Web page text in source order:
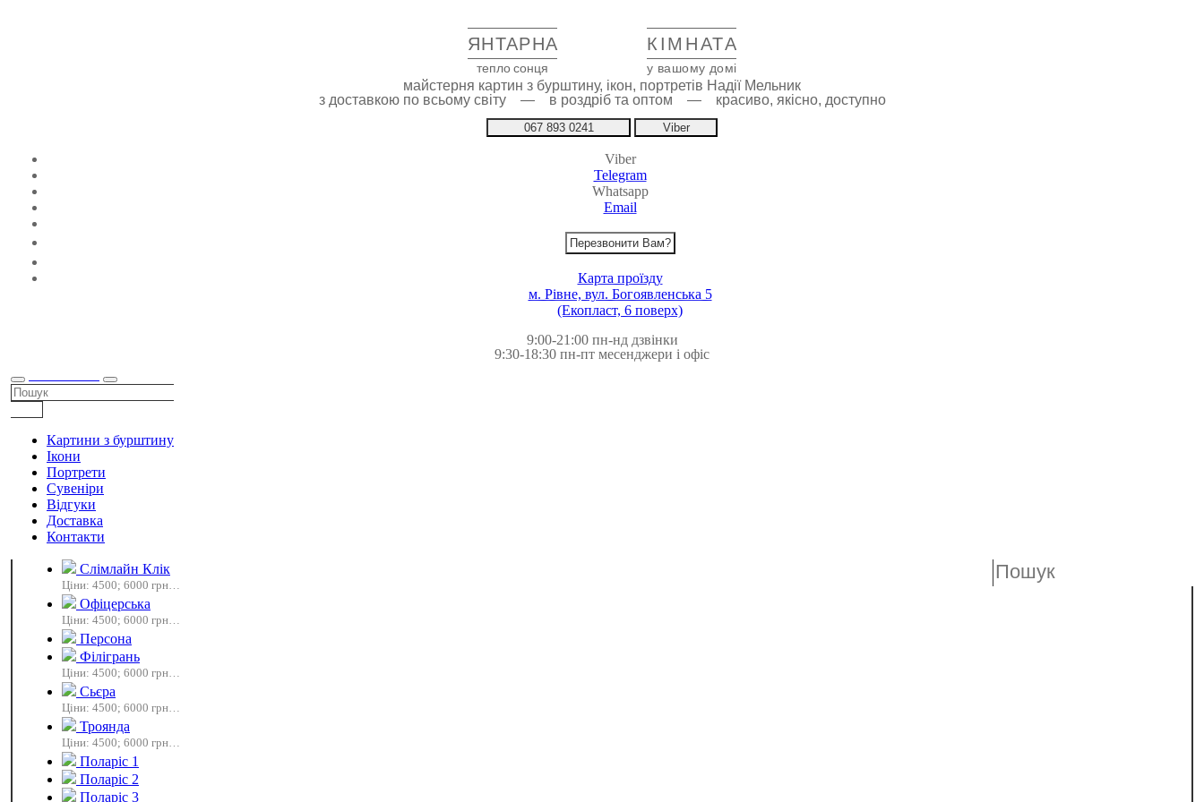
ЯНТАРНА КІМНАТА
тепло сонця у вашому домі
майстерня картин з бурштину, ікон, портретів Надії Мельник
з доставкою по всьому світу — в роздріб та оптом — красиво, якісно, доступно
067 893 0241 Viber
Viber
Telegram
Whatsapp
Email
Перезвонити Вам?
Карта проїзду
м. Рівне, вул. Богоявленська 5
(Екопласт, 6 поверх)
9:00-21:00 пн-нд дзвінки
9:30-18:30 пн-пт месенджери і офіс
Картини з бурштину
Ікони
Портрети
Сувеніри
Відгуки
Доставка
Контакти
Слімлайн Клік
Ціни: 4500; 6000 грн…
Офіцерська
Ціни: 4500; 6000 грн…
Персона
Філігрань
Ціни: 4500; 6000 грн…
Сьєра
Ціни: 4500; 6000 грн…
Троянда
Ціни: 4500; 6000 грн…
Поларіс 1
Поларіс 2
Поларіс 3